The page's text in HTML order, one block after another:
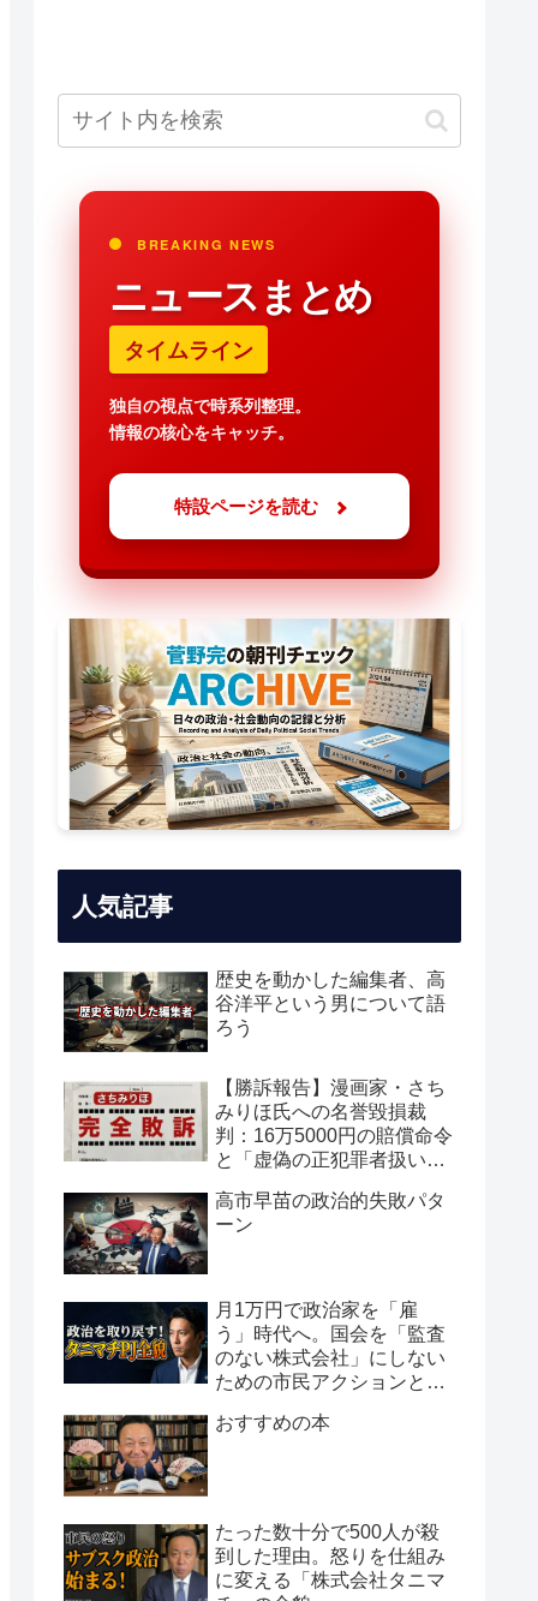
BREAKING NEWS
ニュースまとめ
タイムライン
独自の視点で時系列整理。
情報の核心をキャッチ。
特設ページを読む
人気記事
歴史を動かした編集者、高
谷洋平という男について語
ろう
【勝訴報告】漫画家・さち
みりほ氏への名誉毀損裁
判：16万5000円の賠償命令
と「虚偽の正犯罪者扱い」
高市早苗の政治的失敗パタ
ーン
月1万円で政治家を「雇
う」時代へ。国会を「監査
のない株式会社」にしない
ための市民アクションと組
おすすめの本
たった数十分で500人が殺
到した理由。怒りを仕組み
に変える「株式会社タニマ